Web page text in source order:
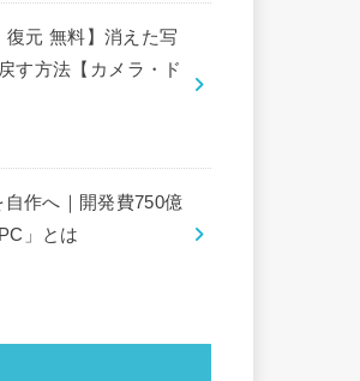
復元 無料】消えた写
す方法【カメラ・ド
作へ｜開発費750億
」とは